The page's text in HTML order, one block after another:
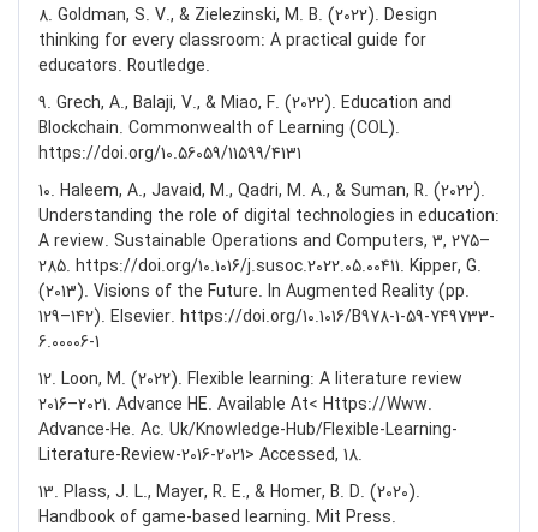
8. Goldman, S. V., & Zielezinski, M. B. (2022). Design
thinking for every classroom: A practical guide for
educators. Routledge.
9. Grech, A., Balaji, V., & Miao, F. (2022). Education and
Blockchain. Commonwealth of Learning (COL).
https://doi.org/10.56059/11599/4131
10. Haleem, A., Javaid, M., Qadri, M. A., & Suman, R. (2022).
Understanding the role of digital technologies in education:
A review. Sustainable Operations and Computers, 3, 275–
285. https://doi.org/10.1016/j.susoc.2022.05.00411. Kipper, G.
(2013). Visions of the Future. In Augmented Reality (pp.
129–142). Elsevier. https://doi.org/10.1016/B978-1-59-749733-
6.00006-1
12. Loon, M. (2022). Flexible learning: A literature review
2016–2021. Advance HE. Available At< Https://Www.
Advance-He. Ac. Uk/Knowledge-Hub/Flexible-Learning-
Literature-Review-2016-2021> Accessed, 18.
13. Plass, J. L., Mayer, R. E., & Homer, B. D. (2020).
Handbook of game-based learning. Mit Press.